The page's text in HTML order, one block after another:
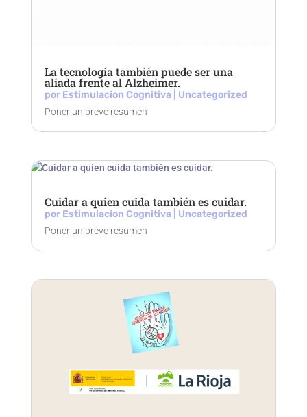
La tecnología también puede ser una
aliada frente al Alzheimer.
por Estimulacion Cognitiva| Uncategorized
Poner un breve resumen
Cuidar a quien cuida también es cuidar.
por Estimulacion Cognitiva| Uncategorized
Poner un breve resumen